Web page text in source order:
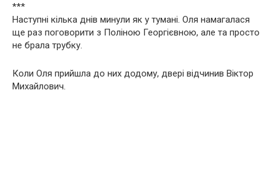
***
Наступні кілька днів минули як у тумані. Оля намагалася
ще раз поговорити з Поліною Георгієвною, але та просто
не брала трубку.
Коли Оля прийшла до них додому, двері відчинив Віктор
Михайлович.